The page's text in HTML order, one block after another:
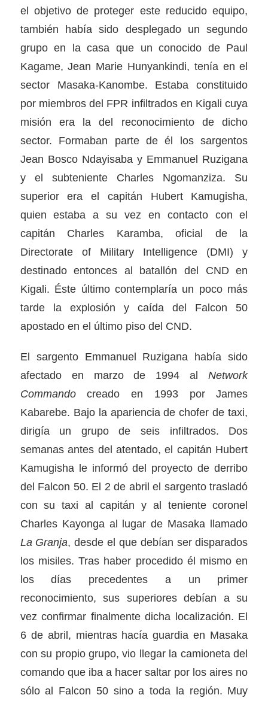
el objetivo de proteger este reducido equipo,
también había sido desplegado un segundo
grupo en la casa que un conocido de Paul
Kagame, Jean Marie Hunyankindi, tenía en el
sector Masaka-Kanombe. Estaba constituido
por miembros del FPR infiltrados en Kigali cuya
misión era la del reconocimiento de dicho
sector. Formaban parte de él los sargentos
Jean Bosco Ndayisaba y Emmanuel Ruzigana
y el subteniente Charles Ngomanziza. Su
superior era el capitán Hubert Kamugisha,
quien estaba a su vez en contacto con el
capitán Charles Karamba, oficial de la
Directorate of Military Intelligence (DMI) y
destinado entonces al batallón del CND en
Kigali. Éste último contemplaría un poco más
tarde la explosión y caída del Falcon 50
apostado en el último piso del CND.
El sargento Emmanuel Ruzigana había sido
afectado en marzo de 1994 alNetwork
Commandocreado en 1993 por James
Kabarebe. Bajo la apariencia de chofer de taxi,
dirigía un grupo de seis infiltrados. Dos
semanas antes del atentado, el capitán Hubert
Kamugisha le informó del proyecto de derribo
del Falcon 50. El 2 de abril el sargento trasladó
con su taxi al capitán y al teniente coronel
Charles Kayonga al lugar de Masaka llamado
La Granja, desde el que debían ser disparados
los misiles. Tras haber procedido él mismo en
los días precedentes a un primer
reconocimiento, sus superiores debían a su
vez confirmar finalmente dicha localización. El
6 de abril, mientras hacía guardia en Masaka
con su propio grupo, vio llegar la camioneta del
comando que iba a hacer saltar por los aires no
sólo al Falcon 50 sino a toda la región. Muy